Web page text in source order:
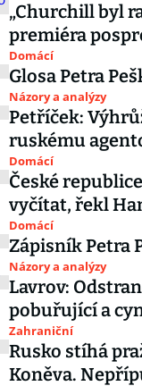
„Churchill byl
premiéra
Domácí
Glosa Petra
Názory a analýzy
Petříček:
ruskému
Domácí
České
vyčítat, řekl
Domácí
Zápisník Petra
Názory a analýzy
Lavrov:
pobuřující a
Zahraniční
Rusko stíhá
Koněva.